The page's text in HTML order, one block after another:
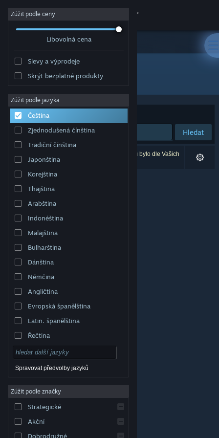
Přihlásit se
Komunita
Informace
Podpora
Změnit jazyk
Mobilní aplikace služby Steam
Desktopová verze stránky
© Valve Corporation. Všechna práva vyhrazena.
příslušných subjektů v USA a dalších zemích.
Smlouva o užívání služby Steam
Cookies
Zúžit podle ceny
Libovolná cena
Slevy a výprodeje
Skrýt bezplatné produkty
Zúžit podle jazyka
Čeština
Zjednodušená čínština
Tradiční čínština
Japonština
Korejština
Thajština
Arabština
Indonéština
Malajština
Bulharština
Dánština
Němčina
Angličtina
Evropská španělština
Latin. španělština
Řečtina
Spravovat předvolby jazyků
Zúžit podle značky
Strategické
Akční
Dobrodružné
Vývojář: Rockstar North
Seřadit podle
Hledat
Vašemu zadání odpovídá 0 výsledků. 3 produktů bylo dle Vašich
předvoleb vyloučeno z výsledků vyhledávání.